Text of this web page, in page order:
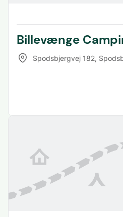
Billevænge
Spodsbjergvej 182,